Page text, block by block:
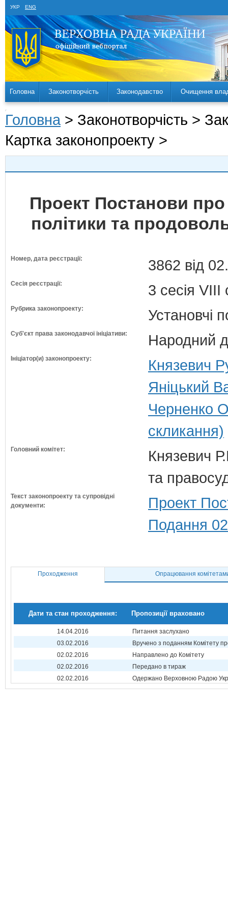
УКР ENG
Головна Законотворчість Законодавство Очищення
Головна > Законотворчість >
Картка законопроекту >
Проект Постанови про
політики та
Номер, дата реєстрації: 3862 від
Сесія реєстрації: 3 сесія VIII
Рубрика законопроекту: Установчі
Суб'єкт права законодавчої ініціативи: Народний
Ініціатор(и) законопроекту:
Князевич
Яніцький
Черненко
скликання)
Головний комітет:
Князевич
та
Текст законопроекту та супровідні
документи:
Проект
Подання
Проходження Опрацювання
Дати та стан проходження: Пропозиції враховано
14.04.2016
Питання заслухано
03.02.2016
Вручено з поданням Комітету
02.02.2016
Направлено до Комітету
02.02.2016
Передано в тираж
02.02.2016
Одержано Верховною Радою